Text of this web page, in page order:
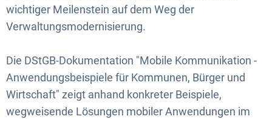
wichtiger Meilenstein auf dem Weg der
Verwaltungsmodernisierung.
Die DStGB-Dokumentation "Mobile Kommunikation -
Anwendungsbeispiele für Kommunen, Bürger und
Wirtschaft" zeigt anhand konkreter Beispiele,
wegweisende Lösungen mobiler Anwendungen im